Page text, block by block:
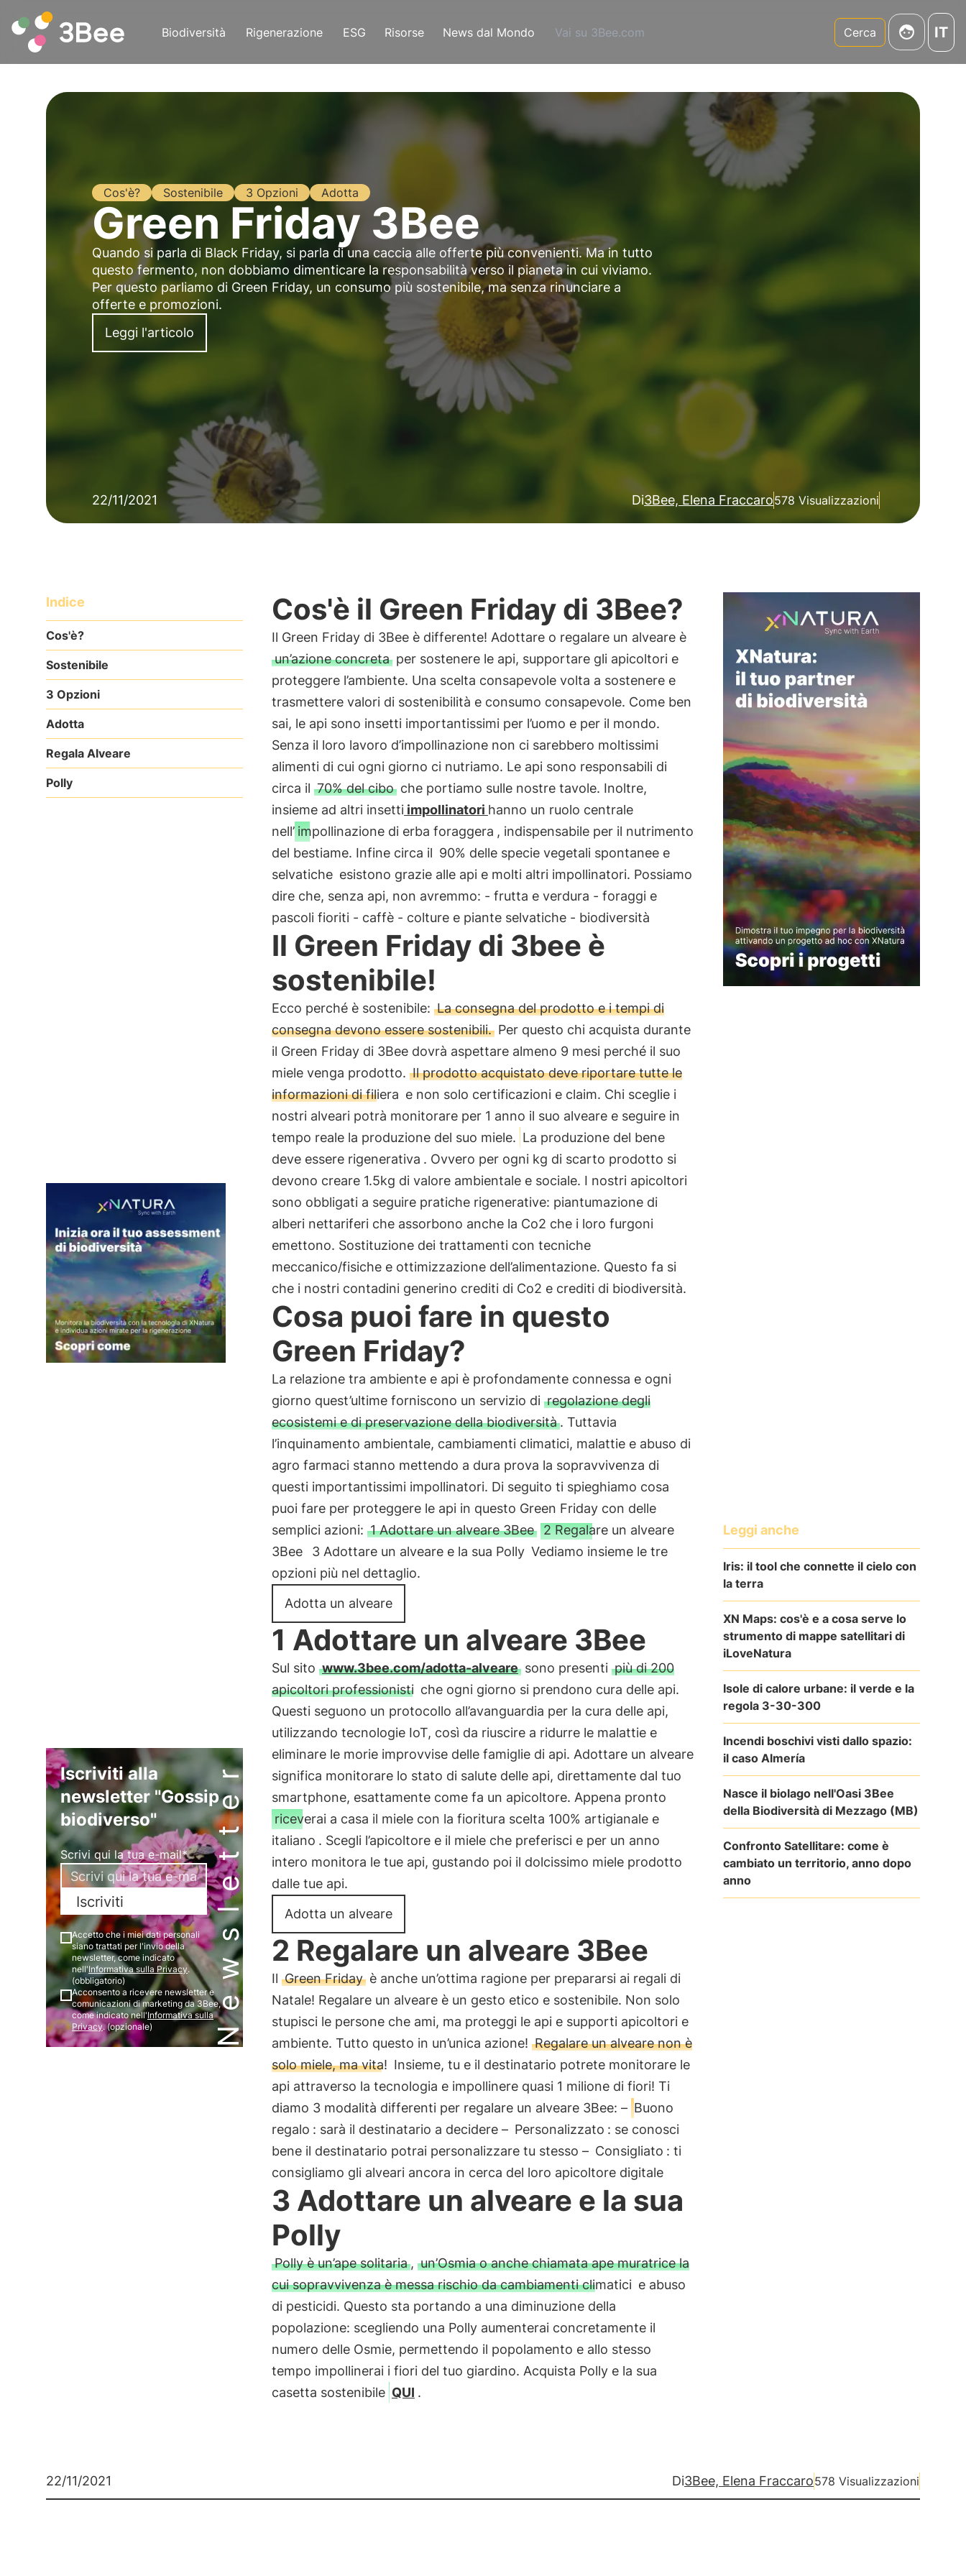
Biodiversità Rigenerazione ESG Risorse News dal Mondo Vai su 3Bee.com Cerca IT
Cos'è? Sostenibile 3 Opzioni Adotta
Green Friday 3Bee
Quando si parla di Black Friday, si parla di una caccia alle offerte più convenienti. Ma in tutto
questo fermento, non dobbiamo dimenticare la responsabilità verso il pianeta in cui viviamo.
Per questo parliamo di Green Friday, un consumo più sostenibile, ma senza rinunciare a
offerte e promozioni.
Leggi l'articolo
22/11/2021 Di3Bee, Elena Fraccaro578 Visualizzazioni
Indice
Cos'è?
Sostenibile
3 Opzioni
Adotta
Regala Alveare
Polly
Newsletter
Iscriviti alla
newsletter "Gossip
biodiverso"
Scrivi qui la tua e-mail*
Iscriviti
Accetto che i miei dati personali
siano trattati per l'invio della
newsletter, come indicato
nell'Informativa sulla Privacy.
(obbligatorio)
Acconsento a ricevere newsletter e
comunicazioni di marketing da 3Bee,
come indicato nell'Informativa sulla
Privacy. (opzionale)
Cos'è il Green Friday di 3Bee?
Il Green Friday di 3Bee è differente! Adottare o regalare un alveare è
un’azione concretaper sostenere le api, supportare gli apicoltori e
proteggere l’ambiente. Una scelta consapevole volta a sostenere e
trasmettere valori di sostenibilità e consumo consapevole. Come ben
sai, le api sono insetti importantissimi per l’uomo e per il mondo.
Senza il loro lavoro d’impollinazione non ci sarebbero moltissimi
alimenti di cui ogni giorno ci nutriamo. Le api sono responsabili di
circa il 70% del ciboche portiamo sulle nostre tavole. Inoltre,
insieme ad altri insettiimpollinatori hanno un ruolo centrale
nell’ impollinazione di erba foraggera , indispensabile per il nutrimento
del bestiame. Infine circa il 90% delle specie vegetali spontanee e
selvatiche esistono grazie alle api e molti altri impollinatori. Possiamo
dire che, senza api, non avremmo: - frutta e verdura - foraggi e
pascoli fioriti - caffè - colture e piante selvatiche - biodiversità
Il Green Friday di 3bee è
sostenibile!
Ecco perché è sostenibile: La consegna del prodotto e i tempi di
consegna devono essere sostenibili.Per questo chi acquista durante
il Green Friday di 3Bee dovrà aspettare almeno 9 mesi perché il suo
miele venga prodotto. Il prodotto acquistato deve riportare tutte le
informazioni di filiera e non solo certificazioni e claim. Chi sceglie i
nostri alveari potrà monitorare per 1 anno il suo alveare e seguire in
tempo reale la produzione del suo miele. La produzione del bene
deve essere rigenerativa . Ovvero per ogni kg di scarto prodotto si
devono creare 1.5kg di valore ambientale e sociale. I nostri apicoltori
sono obbligati a seguire pratiche rigenerative: piantumazione di
alberi nettariferi che assorbono anche la Co2 che i loro furgoni
emettono. Sostituzione dei trattamenti con tecniche
meccanico/fisiche e ottimizzazione dell’alimentazione. Questo fa si
che i nostri contadini generino crediti di Co2 e crediti di biodiversità.
Cosa puoi fare in questo
Green Friday?
La relazione tra ambiente e api è profondamente connessa e ogni
giorno quest’ultime forniscono un servizio di regolazione degli
ecosistemi e di preservazione della biodiversità. Tuttavia
l’inquinamento ambientale, cambiamenti climatici, malattie e abuso di
agro farmaci stanno mettendo a dura prova la sopravvivenza di
questi importantissimi impollinatori. Di seguito ti spieghiamo cosa
puoi fare per proteggere le api in questo Green Friday con delle
semplici azioni: 1 Adottare un alveare 3Bee
2 Regalare un alveare
3Bee
3 Adottare un alveare e la sua Polly Vediamo insieme le tre
opzioni più nel dettaglio.
Adotta un alveare
1 Adottare un alveare 3Bee
Sul sito www.3bee.com/adotta-alvearesono presenti più di 200
apicoltori professionisti che ogni giorno si prendono cura delle api.
Questi seguono un protocollo all’avanguardia per la cura delle api,
utilizzando tecnologie IoT, così da riuscire a ridurre le malattie e
eliminare le morie improvvise delle famiglie di api. Adottare un alveare
significa monitorare lo stato di salute delle api, direttamente dal tuo
smartphone, esattamente come fa un apicoltore. Appena pronto
riceverai a casa il miele con la fioritura scelta 100% artigianale e
italiano . Scegli l’apicoltore e il miele che preferisci e per un anno
intero monitora le tue api, gustando poi il dolcissimo miele prodotto
dalle tue api.
Adotta un alveare
2 Regalare un alveare 3Bee
Il Green Fridayè anche un’ottima ragione per prepararsi ai regali di
Natale! Regalare un alveare è un gesto etico e sostenibile. Non solo
stupisci le persone che ami, ma proteggi le api e supporti apicoltori e
ambiente. Tutto questo in un’unica azione! Regalare un alveare non è
solo miele, ma vita! Insieme, tu e il destinatario potrete monitorare le
api attraverso la tecnologia e impollinere quasi 1 milione di fiori! Ti
diamo 3 modalità differenti per regalare un alveare 3Bee: – Buono
regalo : sarà il destinatario a decidere – Personalizzato : se conosci
bene il destinatario potrai personalizzare tu stesso – Consigliato : ti
consigliamo gli alveari ancora in cerca del loro apicoltore digitale
3 Adottare un alveare e la sua
Polly
Polly è un’ape solitaria, un’Osmia o anche chiamata ape muratrice la
cui sopravvivenza è messa rischio da cambiamenti climatici e abuso
di pesticidi. Questo sta portando a una diminuzione della
popolazione: scegliendo una Polly aumenterai concretamente il
numero delle Osmie, permettendo il popolamento e allo stesso
tempo impollinerai i fiori del tuo giardino. Acquista Polly e la sua
casetta sostenibile QUI .
Leggi anche
Iris: il tool che connette il cielo con
la terra
XN Maps: cos'è e a cosa serve lo
strumento di mappe satellitari di
iLoveNatura
Isole di calore urbane: il verde e la
regola 3-30-300
Incendi boschivi visti dallo spazio:
il caso Almería
Nasce il biolago nell'Oasi 3Bee
della Biodiversità di Mezzago (MB)
Confronto Satellitare: come è
cambiato un territorio, anno dopo
anno
22/11/2021 Di3Bee, Elena Fraccaro578 Visualizzazioni